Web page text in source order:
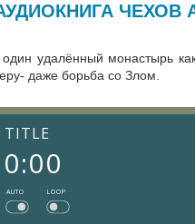
ЧЕХОВ
удалённый монастырь
даже борьба со Злом.
TITLE
0:00
AUTO LOOP